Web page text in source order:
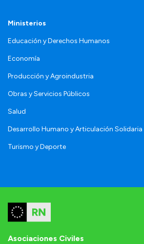
Ministerios
Educación y Derechos Humanos
Economía
Producción y Agroindustria
Obras y Servicios Públicos
Salud
Desarrollo Humano y Articulación Solidaria
Turismo y Deporte
Asociaciones Civiles